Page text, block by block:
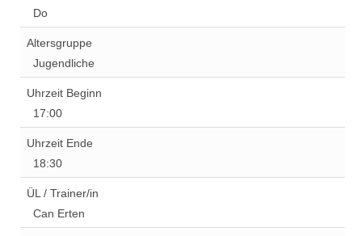
Do
Altersgruppe
Jugendliche
Uhrzeit Beginn
17:00
Uhrzeit Ende
18:30
ÜL / Trainer/in
Can Erten